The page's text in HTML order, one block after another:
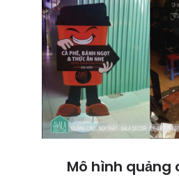
Mô hình quảng